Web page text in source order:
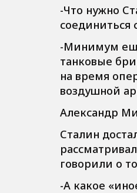
-Что нужно
-Минимум
танковые
на время
воздушной
Александр
Сталин
говорили о
-А какое